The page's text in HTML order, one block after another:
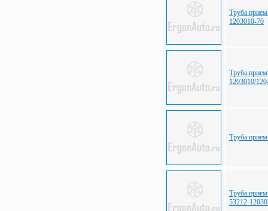
Труба
1203010-70
Труба
1203010/
Труба
Труба
53212-